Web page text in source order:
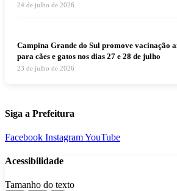
24 de julho de 2026
Campina Grande do Sul promove vacinação
para cães e gatos nos dias 27 e 28 de julho
23 de julho de 2026
Siga a Prefeitura
Facebook InstagramYouTube
Acessibilidade
Tamanho do texto